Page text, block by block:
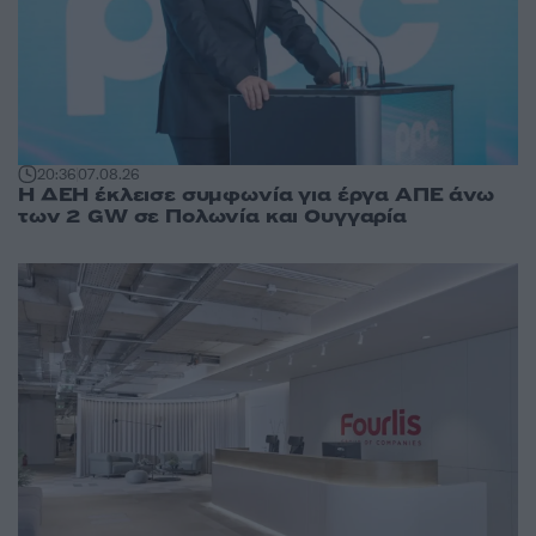
20:3607.08.26
Η ΔΕΗ έκλεισε συμφωνία για έργα ΑΠΕ άνω
των 2 GW σε Πολωνία και Ουγγαρία